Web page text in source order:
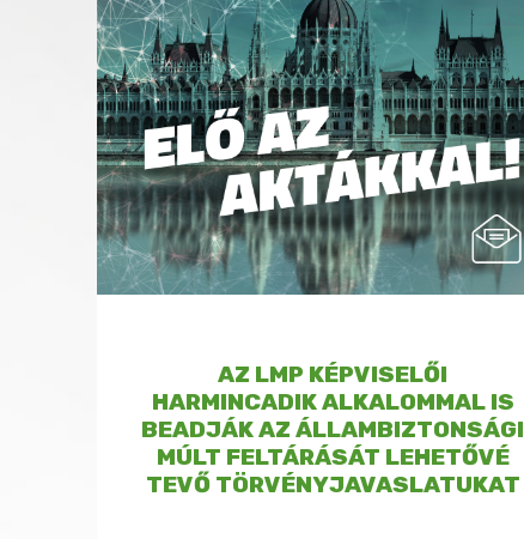
AZ LMP KÉPVISELŐI
HARMINCADIK ALKALOMMAL IS
BEADJÁK AZ ÁLLAMBIZTONSÁGI
MÚLT FELTÁRÁSÁT LEHETŐVÉ
TEVŐ TÖRVÉNYJAVASLATUKAT